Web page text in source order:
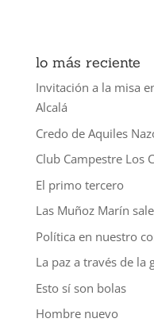
lo más reciente
Invitación a la misa
Alcalá
Credo de Aquiles
Club Campestre Los
El primo tercero
Las Muñoz Marín
Política en nuestro
La paz a través de la
Esto sí son bolas
Hombre nuevo